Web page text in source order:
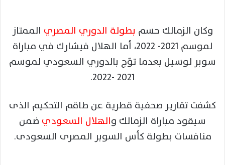
وكان الزمالك حسم بطولة الدوري المصري الممتاز
لموسم 2021- 2022، أما الهلال فيشارك في مباراة
سوبر لوسيل بعدما توّج بالدوري السعودي لموسم
2021 -2022.
كشفت تقارير صحفية قطرية عن طاقم التحكيم الذى
سيقود مباراة الزمالك والهلال السعودي ضمن
منافسات بطولة كأس السوبر المصرى السعودى.